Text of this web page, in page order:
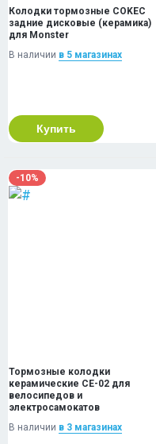
Колодки тормозные COKEC
задние дисковые (керамика)
для Monster
В наличии в 5 магазинах
Купить
-10%
Тормозные колодки
керамические CE-02 для
велосипедов и
электросамокатов
В наличии в 3 магазинах